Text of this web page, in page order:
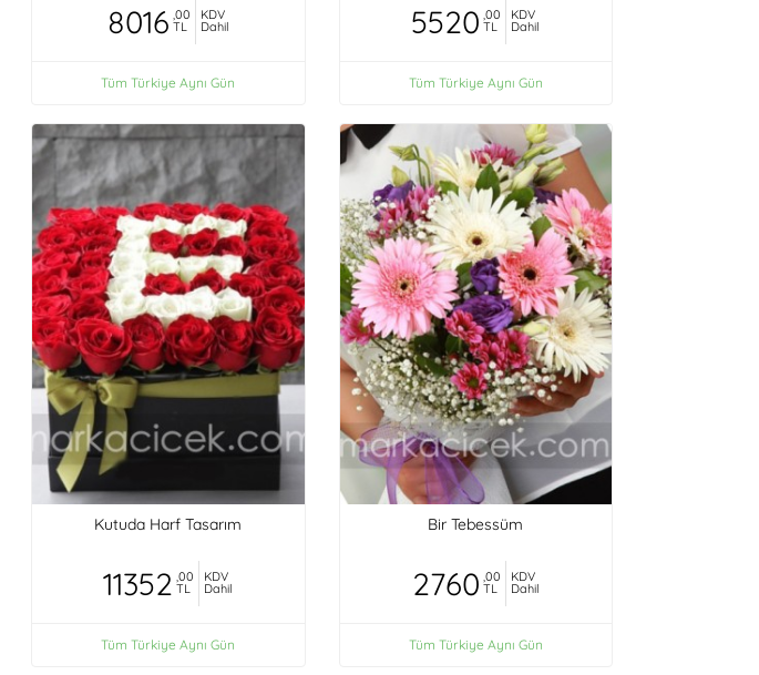
8016 ,00
TL
KDV
Dahil
Tüm Türkiye Aynı Gün
5520 ,00
TL
KDV
Dahil
Tüm Türkiye Aynı Gün
Kutuda Harf Tasarım
11352 ,00
TL
KDV
Dahil
Tüm Türkiye Aynı Gün
Bir Tebessüm
2760 ,00
TL
KDV
Dahil
Tüm Türkiye Aynı Gün